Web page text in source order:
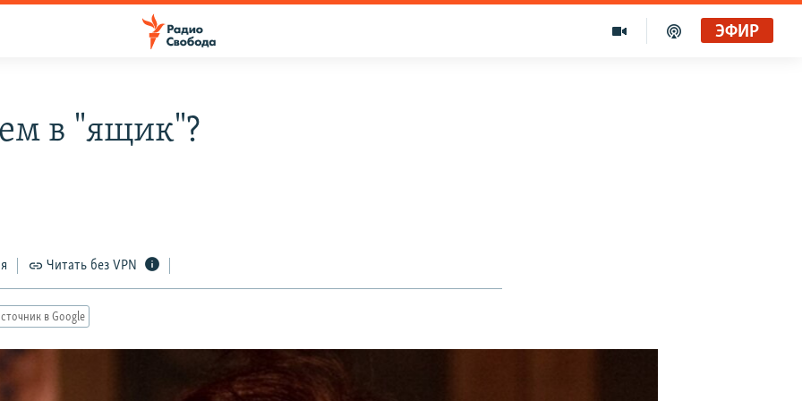
ЭФИР
в "ящик"?
Читать без VPN
в Google